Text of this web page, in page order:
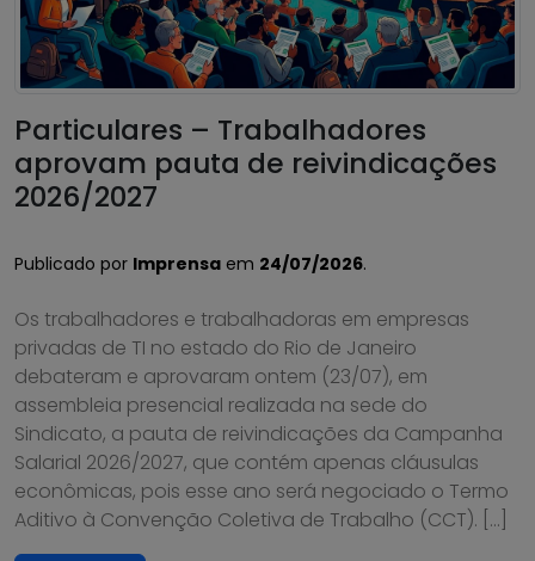
Particulares – Trabalhadores
aprovam pauta de reivindicações
2026/2027
Publicado por Imprensa em 24/07/2026.
Os trabalhadores e trabalhadoras em empresas
privadas de TI no estado do Rio de Janeiro
debateram e aprovaram ontem (23/07), em
assembleia presencial realizada na sede do
Sindicato, a pauta de reivindicações da Campanha
Salarial 2026/2027, que contém apenas cláusulas
econômicas, pois esse ano será negociado o Termo
Aditivo à Convenção Coletiva de Trabalho (CCT). […]